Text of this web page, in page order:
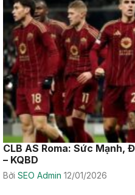
CLB AS Roma: Sức Mạnh,
– KQBD
Bởi SEO Admin 12/01/2026